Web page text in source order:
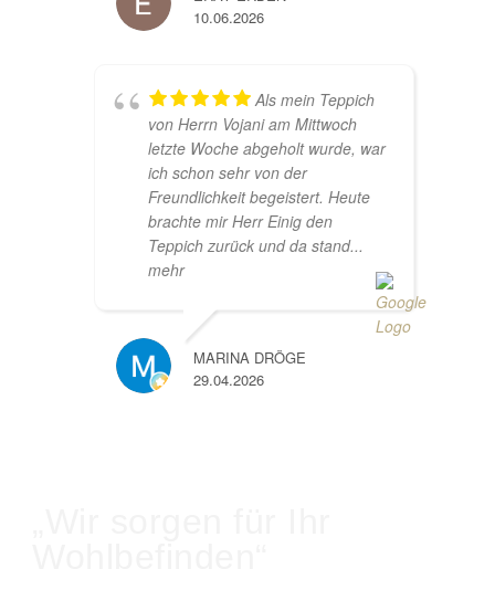
10.06.2026
Als mein Teppich
von Herrn Vojani am Mittwoch
letzte Woche abgeholt wurde, war
ich schon sehr von der
Freundlichkeit begeistert. Heute
brachte mir Herr Einig den
Teppich zurück und da stand...
mehr
MARINA DRÖGE
29.04.2026